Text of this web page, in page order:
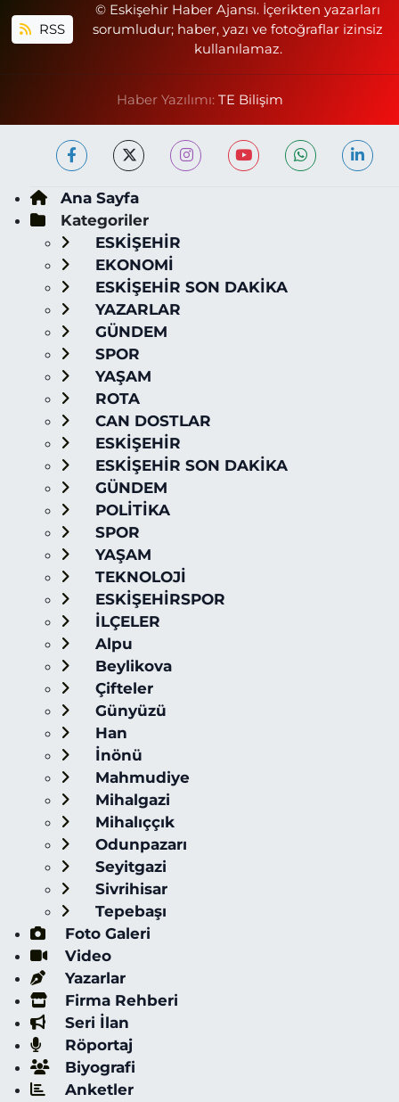
RSS
© Eskişehir Haber Ajansı. İçerikten yazarları
sorumludur; haber, yazı ve fotoğraflar izinsiz
kullanılamaz.
Haber Yazılımı: TE Bilişim
Ana Sayfa
Kategoriler
ESKİŞEHİR
EKONOMİ
ESKİŞEHİR SON DAKİKA
YAZARLAR
GÜNDEM
SPOR
YAŞAM
ROTA
CAN DOSTLAR
ESKİŞEHİR
ESKİŞEHİR SON DAKİKA
GÜNDEM
POLİTİKA
SPOR
YAŞAM
TEKNOLOJİ
ESKİŞEHİRSPOR
İLÇELER
Alpu
Beylikova
Çifteler
Günyüzü
Han
İnönü
Mahmudiye
Mihalgazi
Mihalıççık
Odunpazarı
Seyitgazi
Sivrihisar
Tepebaşı
Foto Galeri
Video
Yazarlar
Firma Rehberi
Seri İlan
Röportaj
Biyografi
Anketler